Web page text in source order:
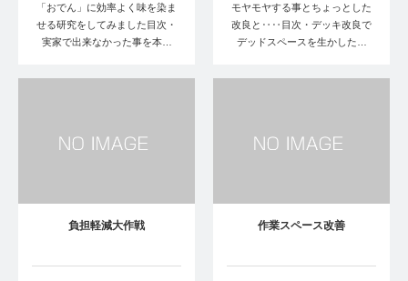
「おでん」に効率よく味を染ま
せる研究をしてみました目次・
実家で出来なかった事を本…
モヤモヤする事とちょっとした
改良と‥‥目次・デッキ改良で
デッドスペースを生かした…
負担軽減大作戦 作業スペース改善